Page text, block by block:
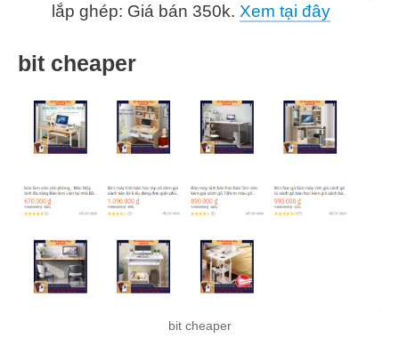
lắp ghép: Giá bán 350k. Xem tại đây
bit cheaper
bit cheaper